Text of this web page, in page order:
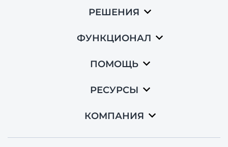
РЕШЕНИЯ
ФУНКЦИОНАЛ
ПОМОЩЬ
РЕСУРСЫ
КОМПАНИЯ